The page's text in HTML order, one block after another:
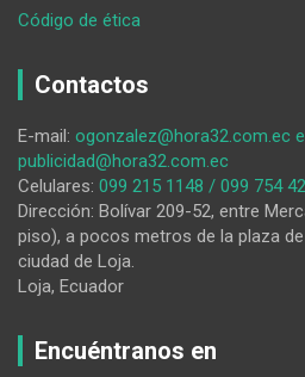
Código de ética
falleció
ataque
armado
en
centro
carcelario
Contactos
E-mail: ogonzalez@hora32.com.ec
publicidad@hora32.com.ec
Celulares: 099 215 1148 / 099 754
Dirección: Bolívar 209-52, entre
piso), a pocos metros de la plaza
ciudad de Loja.
Loja, Ecuador
Encuéntranos en